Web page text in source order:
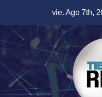
contenido
vie. Ago 7th,